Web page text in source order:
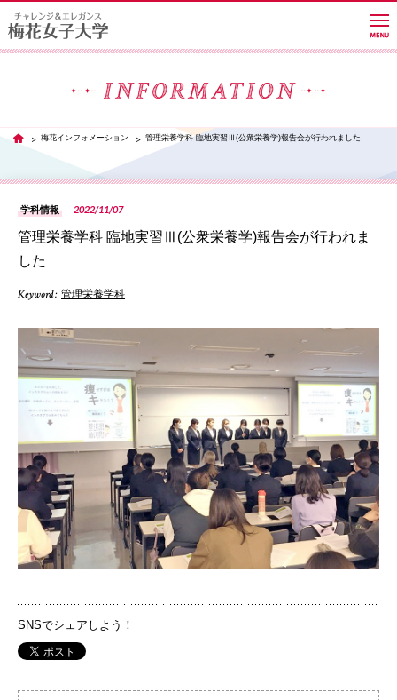
学部・学科・大学院
教員紹介サイト
キャンパスライフ
進路・就職
国際交流
産学連携
入試情報
交通アクセス
代表
TOP 梅花インフォメーション 管理栄養学科 臨地実習Ⅲ(公衆栄養学)報告会が行われました
学科情報 2022/11/07
管理栄養学科 臨地実習Ⅲ(公衆栄養学)報告会が行われま
した
Keyword : 管理栄養学科
SNSでシェアしよう！